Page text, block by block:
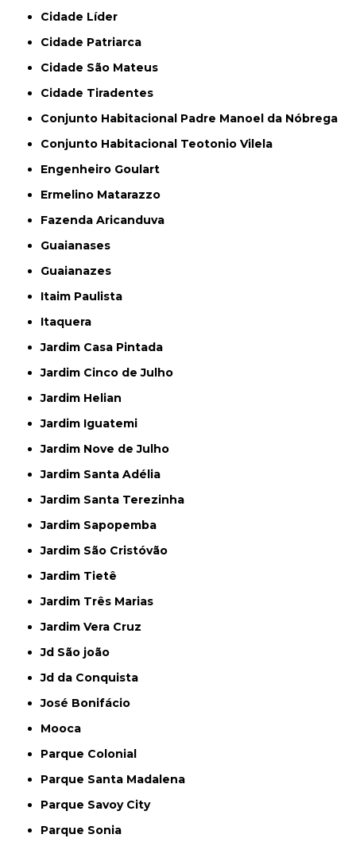
Cidade Líder
Cidade Patriarca
Cidade São Mateus
Cidade Tiradentes
Conjunto Habitacional Padre Manoel da Nóbrega
Conjunto Habitacional Teotonio Vilela
Engenheiro Goulart
Ermelino Matarazzo
Fazenda Aricanduva
Guaianases
Guaianazes
Itaim Paulista
Itaquera
Jardim Casa Pintada
Jardim Cinco de Julho
Jardim Helian
Jardim Iguatemi
Jardim Nove de Julho
Jardim Santa Adélia
Jardim Santa Terezinha
Jardim Sapopemba
Jardim São Cristóvão
Jardim Tietê
Jardim Três Marias
Jardim Vera Cruz
Jd São joão
Jd da Conquista
José Bonifácio
Mooca
Parque Colonial
Parque Santa Madalena
Parque Savoy City
Parque Sonia